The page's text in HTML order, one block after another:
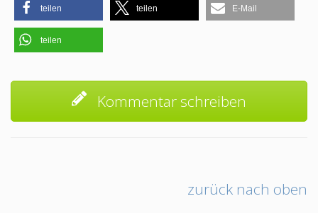
teilen teilen E-Mail
teilen
Kommentar schreiben
zurück nach oben